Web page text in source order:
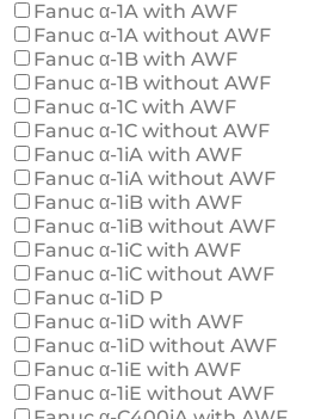
Fanuc α-1A with AWF
Fanuc α-1A without AWF
Fanuc α-1B with AWF
Fanuc α-1B without AWF
Fanuc α-1C with AWF
Fanuc α-1C without AWF
Fanuc α-1iA with AWF
Fanuc α-1iA without AWF
Fanuc α-1iB with AWF
Fanuc α-1iB without AWF
Fanuc α-1iC with AWF
Fanuc α-1iC without AWF
Fanuc α-1iD P
Fanuc α-1iD with AWF
Fanuc α-1iD without AWF
Fanuc α-1iE with AWF
Fanuc α-1iE without AWF